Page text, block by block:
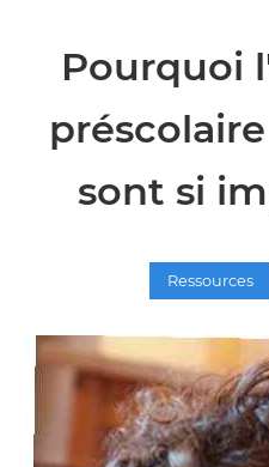
Pourquoi
sont si
Ressources